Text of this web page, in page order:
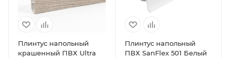
Плинтус напольный
крашенный ПВХ Ultra
Плинтус напольный
ПВХ SanFlex 501 Белый